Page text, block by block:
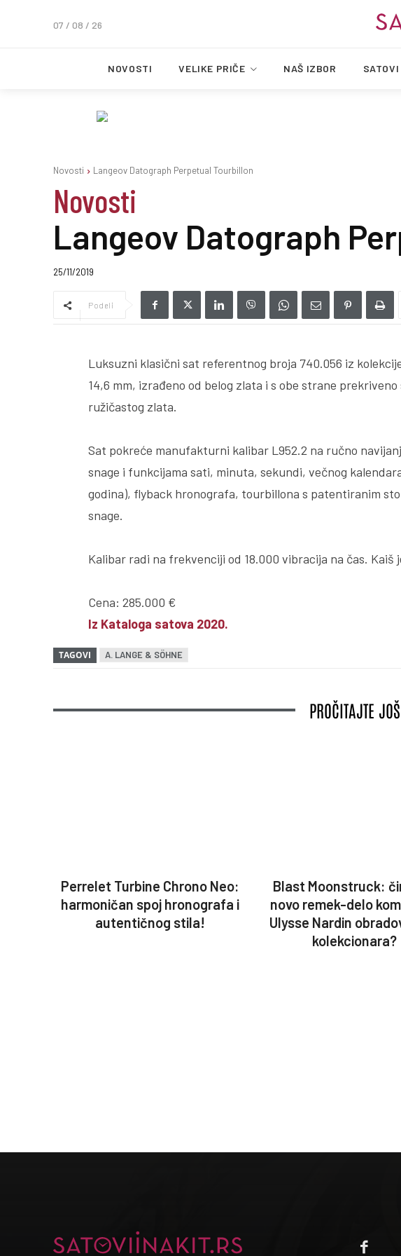
07 / 08 / 26
NOVOSTI VELIKE PRIČE NAŠ IZBOR SATOVI
Novosti Langeov Datograph Perpetual Tourbillon
Novosti
Langeov Datograph
25/11/2019
Podeli
Luksuzni klasični sat referentnog broja 740.056 iz
14,6 mm, izrađeno od belog zlata i s obe strane
ružičastog zlata.
Sat pokreće manufakturni kalibar L952.2 na ručno
snage i funkcijama sati, minuta, sekundi, večnog
godina), flyback hronografa, tourbillona s patentiranim
snage.
Kalibar radi na frekvenciji od 18.000 vibracija na čas. Kaiš
Cena: 285.000 €
Iz Kataloga satova 2020.
TAGOVI A. LANGE & SÖHNE
PROČITAJTE JOŠ
Perrelet Turbine Chrono Neo:
harmoničan spoj hronografa i
autentičnog stila!
Blast Moonstruck:
novo remek-delo
Ulysse Nardin
kolekcionara?